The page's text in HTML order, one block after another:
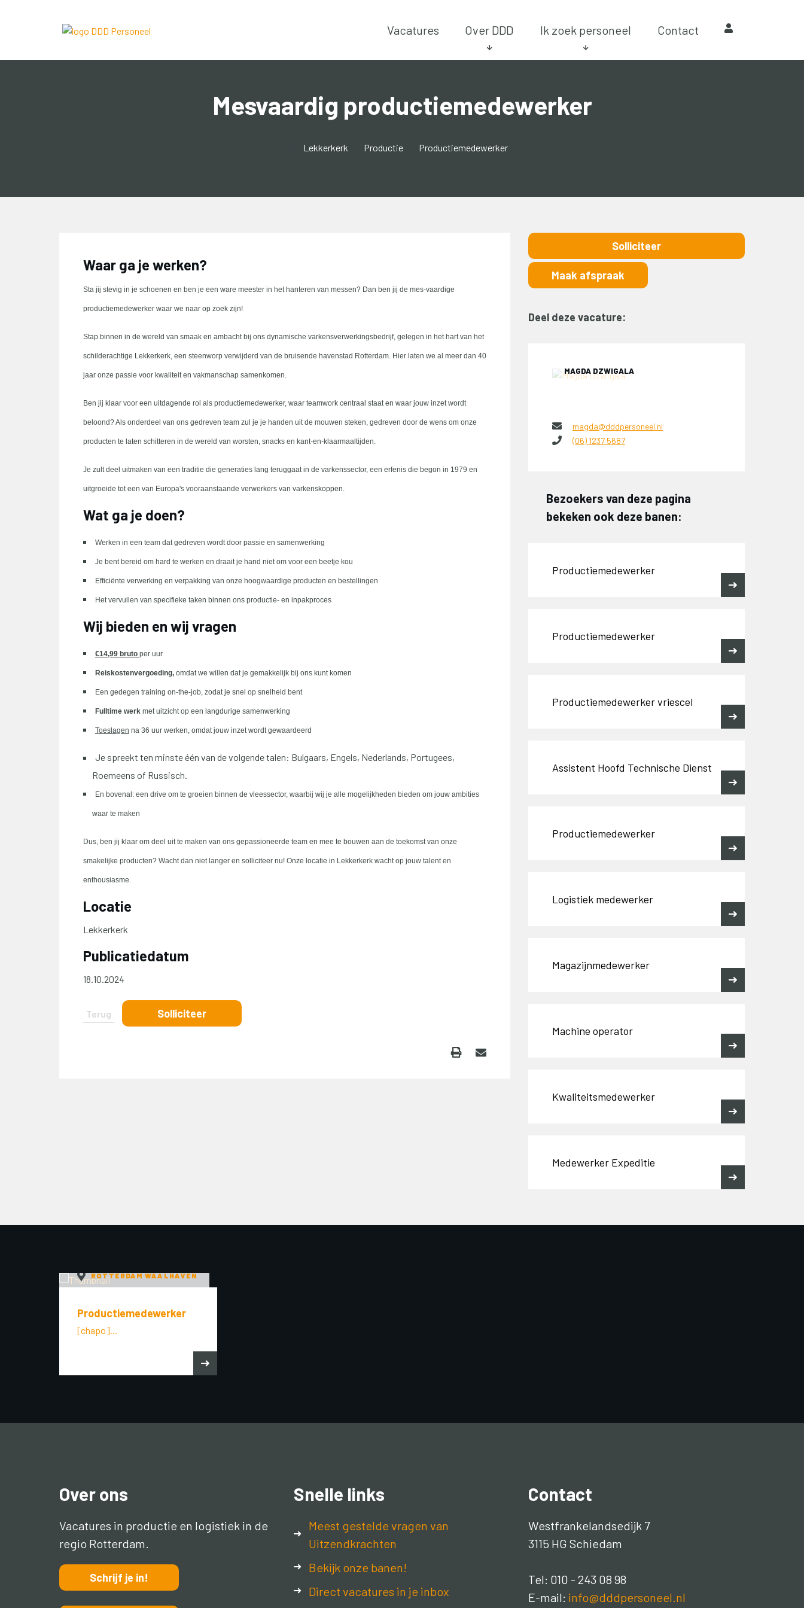
Vacatures Over DDD Ik zoek personeel Contact
Mesvaardig productiemedewerker
Lekkerkerk Productie Productiemedewerker
Waar ga je werken?
Sta jij stevig in je schoenen en ben je een ware meester in het hanteren van messen? Dan ben jij de mes-vaardige
productiemedewerker waar we naar op zoek zijn!
Stap binnen in de wereld van smaak en ambacht bij ons dynamische varkensverwerkingsbedrijf, gelegen in het hart van het
schilderachtige Lekkerkerk, een steenworp verwijderd van de bruisende havenstad Rotterdam. Hier laten we al meer dan 40
jaar onze passie voor kwaliteit en vakmanschap samenkomen.
Ben jij klaar voor een uitdagende rol als productiemedewerker, waar teamwork centraal staat en waar jouw inzet wordt
beloond? Als onderdeel van ons gedreven team zul je je handen uit de mouwen steken, gedreven door de wens om onze
producten te laten schitteren in de wereld van worsten, snacks en kant-en-klaarmaaltijden.
Je zult deel uitmaken van een traditie die generaties lang teruggaat in de varkenssector, een erfenis die begon in 1979 en
uitgroeide tot een van Europa's vooraanstaande verwerkers van varkenskoppen.
Wat ga je doen?
Werken in een team dat gedreven wordt door passie en samenwerking
Je bent bereid om hard te werken en draait je hand niet om voor een beetje kou
Efficiënte verwerking en verpakking van onze hoogwaardige producten en bestellingen
Het vervullen van specifieke taken binnen ons productie- en inpakproces
Wij bieden en wij vragen
€14,99 bruto per uur
Reiskostenvergoeding, omdat we willen dat je gemakkelijk bij ons kunt komen
Een gedegen training on-the-job, zodat je snel op snelheid bent
Fulltime werk met uitzicht op een langdurige samenwerking
Toeslagen na 36 uur werken, omdat jouw inzet wordt gewaardeerd
Je spreekt ten minste één van de volgende talen: Bulgaars, Engels, Nederlands, Portugees,
Roemeens of Russisch.
En bovenal: een drive om te groeien binnen de vleessector, waarbij wij je alle mogelijkheden bieden om jouw ambities
waar te maken
Dus, ben jij klaar om deel uit te maken van ons gepassioneerde team en mee te bouwen aan de toekomst van onze
smakelijke producten? Wacht dan niet langer en solliciteer nu! Onze locatie in Lekkerkerk wacht op jouw talent en
enthousiasme.
Locatie
Lekkerkerk
Publicatiedatum
18.10.2024
Maak afspraak
Deel deze vacature:
MAGDA DZWIGALA
magda@dddpersoneel.nl
(06) 1237 5687
Bezoekers van deze pagina
bekeken ook deze banen:
Productiemedewerker
Productiemedewerker
Productiemedewerker vriescel
Assistent Hoofd Technische Dienst
Productiemedewerker
Logistiek medewerker
Magazijnmedewerker
Machine operator
Kwaliteitsmedewerker
Medewerker Expeditie
ROTTERDAM WAALHAVEN
Productiemedewerker
[chapo]...
Over ons
Vacatures in productie en logistiek in de
regio Rotterdam.
Schrijf je in!
Snelle links
Meest gestelde vragen van
Uitzendkrachten
Bekijk onze banen!
Direct vacatures in je inbox
Contact
Westfrankelandsedijk 7
3115 HG Schiedam
Tel: 010 - 243 08 98
E-mail: info@dddpersoneel.nl